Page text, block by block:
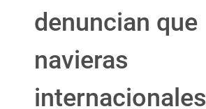
denuncian que
navieras
internacionales